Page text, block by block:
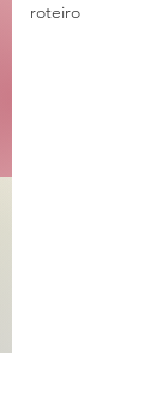
roteiro